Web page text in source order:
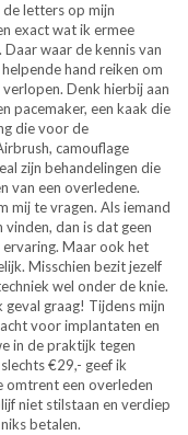
letters op mijn
exact wat ik ermee
waar de kennis van
hand reiken om
Denk hierbij aan
pacemaker, een kaak die
die voor de
camouflage
zijn behandelingen die
van een overledene.
mij te vragen. Als iemand
dan is dat geen
Maar ook het
Misschien bezit jezelf
wel onder de knie.
geval graag! Tijdens mijn
voor implantaten en
in de praktijk tegen
€29,- geef ik
omtrent een overleden
niet stilstaan en verdiep
betalen.